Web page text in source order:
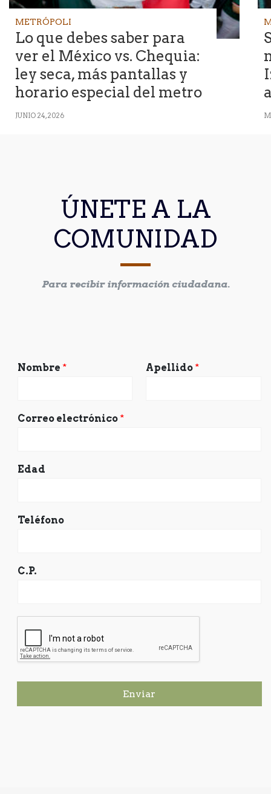
METRÓPOLI
Lo que debes saber para
ver el México vs. Chequia:
ley seca, más pantallas y
horario especial del metro
JUNIO 24, 2026
ÚNETE A LA
COMUNIDAD
Para recibir información ciudadana.
Nombre * Apellido *
Correo electrónico *
Edad
Teléfono
C.P.
Enviar